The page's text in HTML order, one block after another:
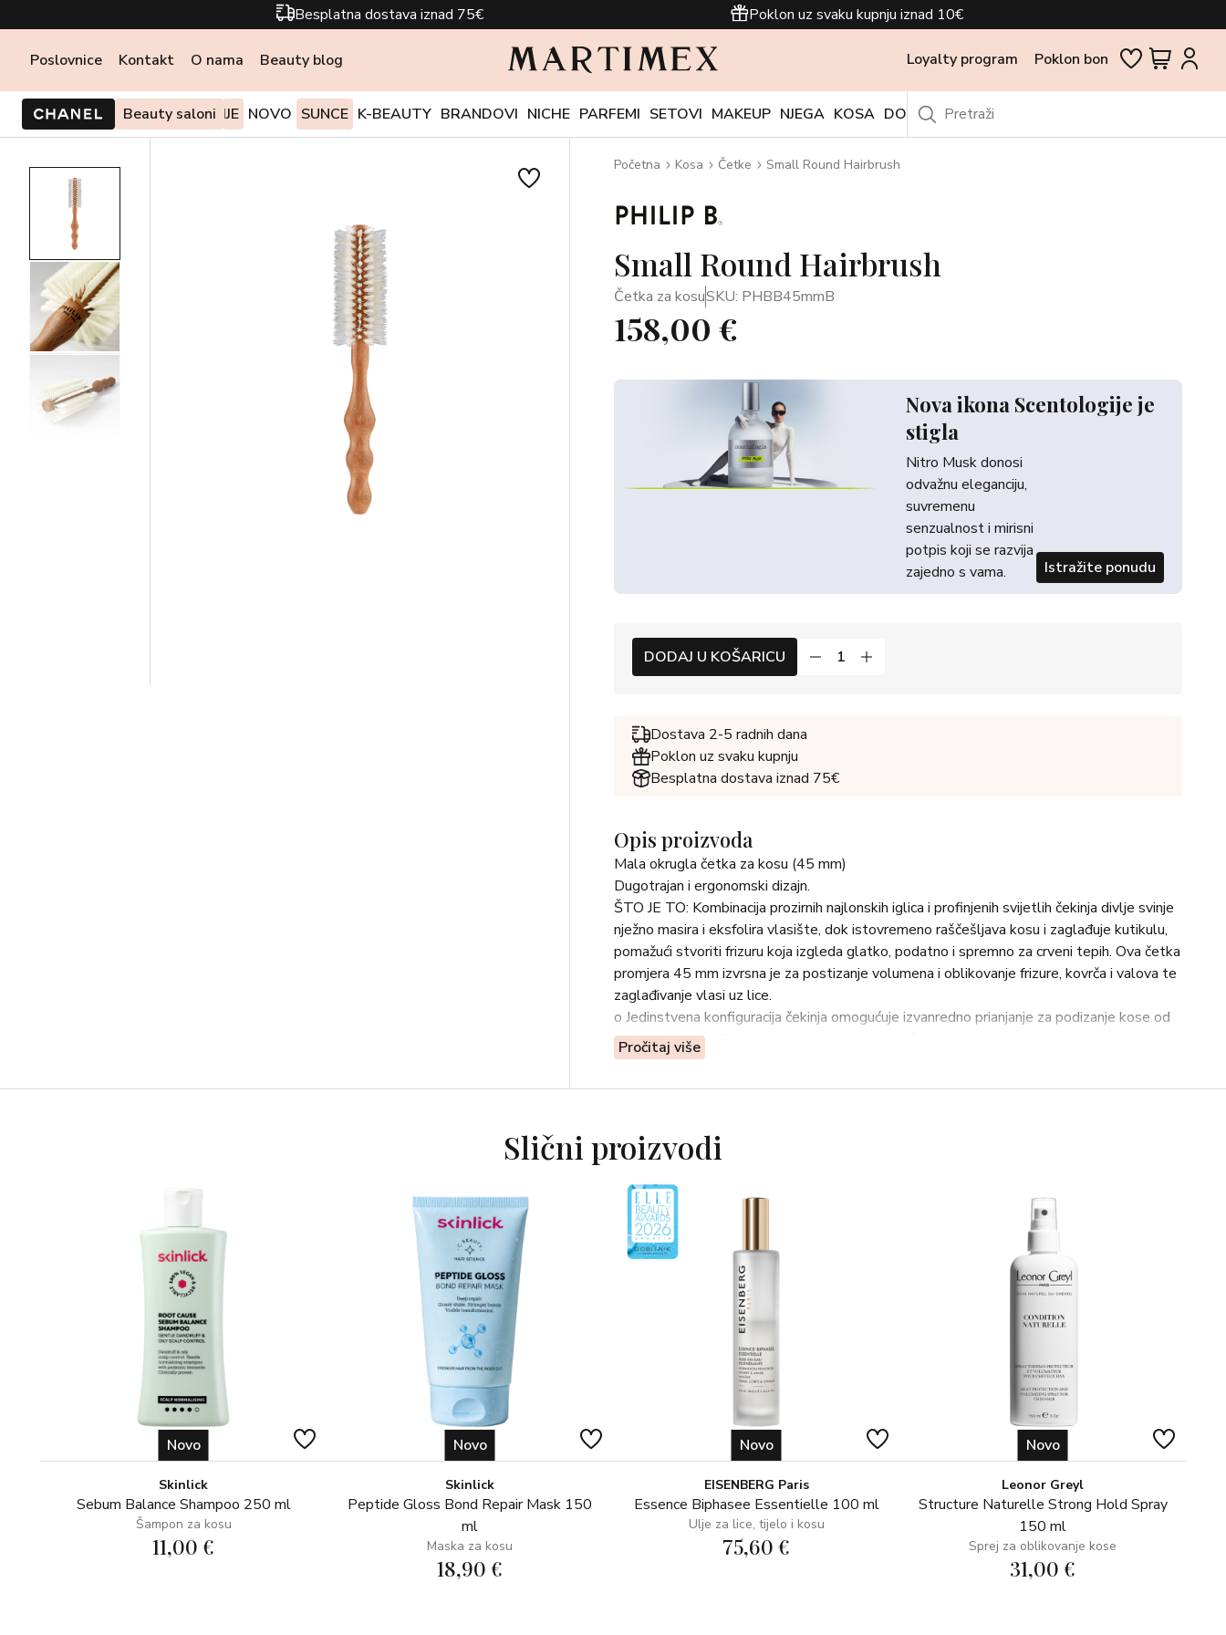
Besplatna dostava iznad 75€ Poklon uz svaku kupnju iznad 10€
Poslovnice Kontakt O nama Beauty blog Loyalty program Poklon bon
Beauty saloni
PONUDE I AKCIJE NOVO SUNCE K-BEAUTY BRANDOVI NICHE PARFEMI SETOVI MAKEUP NJEGA KOSA DODACI OUTLET
Početna Kosa Četke Small Round Hairbrush
Small Round Hairbrush
Četka za kosuSKU: PHBB45mmB
158,00 €
Nova ikona Scentologije je
stigla
Nitro Musk donosi
odvažnu eleganciju,
suvremenu
senzualnost i mirisni
potpis koji se razvija
zajedno s vama.
Istražite ponudu
DODAJ U KOŠARICU
Dostava 2-5 radnih dana
Poklon uz svaku kupnju
Besplatna dostava iznad 75€
Opis proizvoda
Mala okrugla četka za kosu (45 mm)
Dugotrajan i ergonomski dizajn.
ŠTO JE TO: Kombinacija prozirnih najlonskih iglica i profinjenih svijetlih čekinja divlje svinje
nježno masira i eksfolira vlasište, dok istovremeno raščešljava kosu i zaglađuje kutikulu,
pomažući stvoriti frizuru koja izgleda glatko, podatno i spremno za crveni tepih. Ova četka
promjera 45 mm izvrsna je za postizanje volumena i oblikovanje frizure, kovrča i valova te
zaglađivanje vlasi uz lice.
o Jedinstvena konfiguracija čekinja omogućuje izvanredno prianjanje za podizanje kose od
korijena ili zaglađivanje, a pritom je dovoijno nježna za svakodnevnu upotrebu.
o Prirodne svijetle čekinje divlje svinje zaglađuju svaki pramen, dok ojačane prozirne
NAJVAŽNIJI SASTOJCI:
o prirodne čekinje divije svinje
o prozirne najlonske iglice
o mahagonij sapele
U POTREBA: Ovo je dio našeg pribora za oblikovanje iz snova, u veličini koja je savršena
za postizanje volumena, oblikovanje frizure i zaglađivanje vlasi uz lice.
Pročitaj više
Slični proizvodi
Novo
Skinlick
Sebum Balance Shampoo 250 ml
Šampon za kosu
11,00 €
Novo
Skinlick
Peptide Gloss Bond Repair Mask 150
ml
Maska za kosu
18,90 €
Novo
EISENBERG Paris
Essence Biphasee Essentielle 100 ml
Ulje za lice, tijelo i kosu
75,60 €
Novo
Leonor Greyl
Structure Naturelle Strong Hold Spray
150 ml
Sprej za oblikovanje kose
31,00 €